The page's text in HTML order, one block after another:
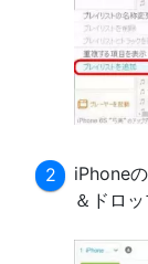
iPhone
＆ドロ